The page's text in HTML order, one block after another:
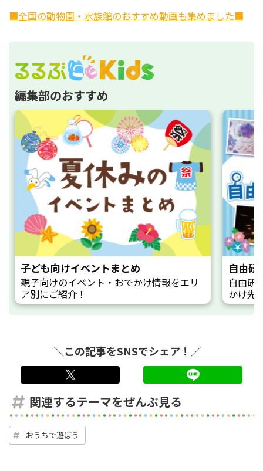
■全国の動物園・水族館のおすすめ動画も集めました■
編集部のおすすめ
子ども向けイベントまとめ
親子向けのイベント・おでかけ情報をエリ
ア別にご紹介！
自由研
自由研
かけ先
＼この記事をSNSでシェア！／
関連するテーマをぜんぶ見る
おうちで遊ぼう